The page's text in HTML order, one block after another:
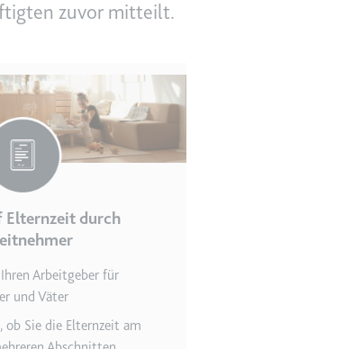
zu
über die
zuvor mitteilt.
Elternzeit durch
Arbeit­geber für
und Väter
ob Sie die Eltern­zeit am